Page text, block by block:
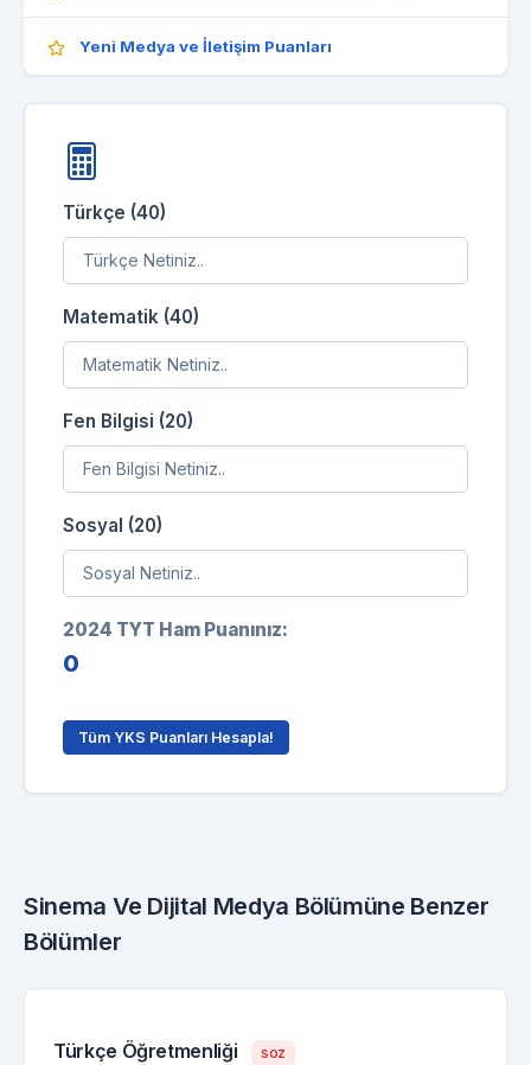
Yeni Medya ve İletişim Puanları
Türkçe (40)
Matematik (40)
Fen Bilgisi (20)
Sosyal (20)
2024 TYT Ham Puanınız:
0
Tüm YKS Puanları Hesapla!
Sinema Ve Dijital Medya Bölümüne Benzer
Bölümler
Türkçe Öğretmenliği soz